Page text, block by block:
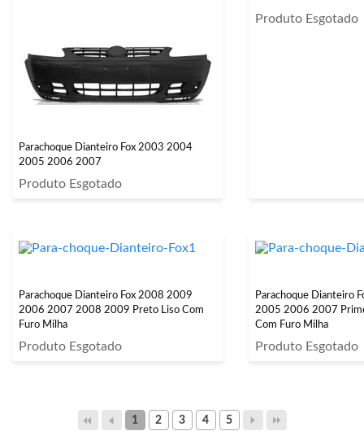
Parachoque Dianteiro Fox 2003 2004
2005 2006 2007
Produto Esgotado
Produto Esgotado
Parachoque Dianteiro Fox 2008 2009
2006 2007 2008 2009 Preto Liso Com
Furo Milha
Produto Esgotado
Parachoque Dianteiro
2005 2006 2007
Com Furo Milha
Produto Esgotado
1 2 3 4 5